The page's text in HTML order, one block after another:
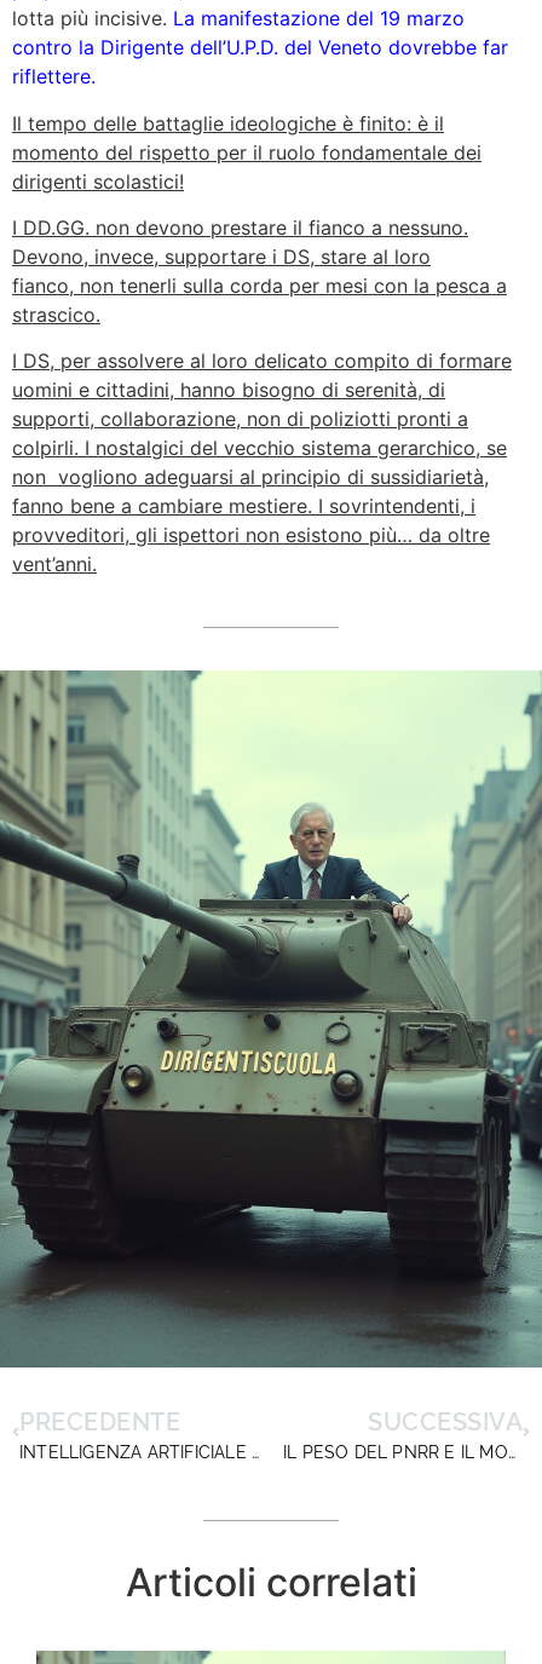
lotta più incisive. La manifestazione del 19 marzo
contro la Dirigente dell’U.P.D. del Veneto dovrebbe far
riflettere.
Il tempo delle battaglie ideologiche è finito: è il
momento del rispetto per il ruolo fondamentale dei
dirigenti scolastici!
I DD.GG. non devono prestare il fianco a nessuno.
Devono, invece, supportare i DS, stare al loro
fianco, non tenerli sulla corda per mesi con la pesca a
strascico.
I DS, per assolvere al loro delicato compito di formare
uomini e cittadini, hanno bisogno di serenità, di
supporti, collaborazione, non di poliziotti pronti a
colpirli. I nostalgici del vecchio sistema gerarchico, se
non vogliono adeguarsi al principio di sussidiarietà,
fanno bene a cambiare mestiere. I sovrintendenti, i
provveditori, gli ispettori non esistono più… da oltre
vent’anni.
PRECEDENTE
INTELLIGENZA ARTIFICIALE E FUTURO DELLA PUBBLICA AMMINISTRAZIONE: LA VOCE DEI DIRIGENTI SCOLASTICI
SUCCESSIVA
IL PESO DEL PNRR E IL MONITORAGGIO DEI DEBITI: IL CASO (CAOS) DI RTS MILANO
Articoli correlati